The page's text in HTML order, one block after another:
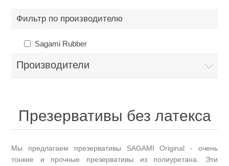
Фильтр по производителю
Sagami Rubber
Производители
Презервативы без латекса
Мы предлагаем презервативы SAGAMI Original - очень
тонкие и прочные презервативы из полиуретана. Эти